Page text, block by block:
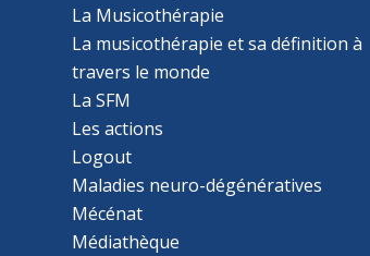
La Musicothérapie
La musicothérapie et sa définition à
travers le monde
La SFM
Les actions
Logout
Maladies neuro-dégénératives
Mécénat
Médiathèque